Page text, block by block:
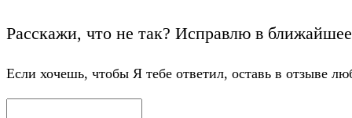
Расскажи, что не так? Исправлю в
Если хочешь, чтобы Я тебе ответил, оставь в отзыве